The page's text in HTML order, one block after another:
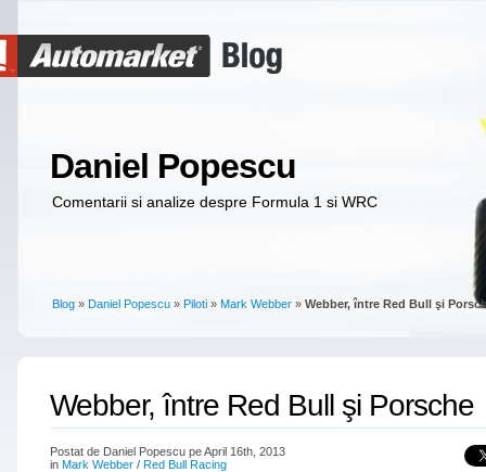
Daniel Popescu
Comentarii si analize despre Formula 1 si WRC
Blog » Daniel Popescu » Piloti » Mark Webber » Webber, între Red Bull şi
Webber, între Red Bull şi Porsche
Postat de Daniel Popescu pe April 16th, 2013
in Mark Webber / Red Bull Racing